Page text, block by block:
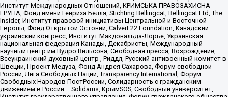
Институт Международных Отношений, КРИМСЬКА ПРАВОЗАХИСНА
ГРУПА, Фонд имени Генриха Бёлля, Stichting Bellingcat, Bellingcat Ltd, The
Insider, Институт правовой инициативы Центральной и Восточной
Европы, Фонд Открытой Эстонии, Calvert 22 Foundation, Канадский
украинский конгресс, Институт Макдональда-Лорье, Украинская
национальная федерация Канады, Декабристы, Международный
научный центр им Вудро Вильсона, Свободная пресса, Возрождение,
Всеукраинский духовный центр , Риддл, Русский антивоенный комитет в
Швеции, Проект Медуза, Фонд Андрея Сахарова, Форум свободной
России, Лига Свободных Наций, Transparеncy International, Форум
Свободных Народов ПостРоссии, Солидарность с гражданским
движением в России – Solidarus, КрымSOS, Свободный университет,